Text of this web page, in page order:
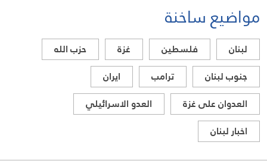
مواضيع ساخنة
لبنان فلسطين غزة
حزب الله
جنوب لبنان
ترامب
ايران
العدوان على غزة
العدو الاسرائيلي
اخبار لبنان